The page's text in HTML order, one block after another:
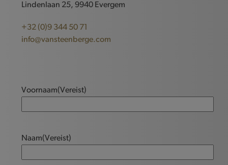
Lindenlaan 25, 9940 Evergem
+32 (0)9 344 50 71
info@vansteenberge.com
Voornaam(Vereist)
Naam(Vereist)